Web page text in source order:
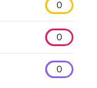
0
0
0